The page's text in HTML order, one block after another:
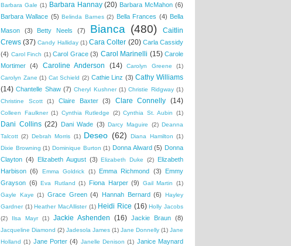
Barbara Gale (1) Barbara Hannay (20) Barbara McMahon (6)
Barbara Wallace (5) Belinda Barnes (2) Bella Frances (4) Bella
Mason
(3) Betty Neels (7) Bianca (480)
Caitlin
Crews (37) Candy Halliday (1) Cara Colter (20) Carla Cassidy
(4) Carol Finch (1) Carol Grace (3) Carol Marinelli (15) Carole
Mortimer
(4) Caroline Anderson (14) Carolyn Greene
(1)
Carolyn Zane (1) Cat Schield (2) Cathie Linz (3) Cathy Williams
(14) Chantelle Shaw (7) Cheryl Kushner (1) Christie Ridgway (1)
Christine Scott
(1) Claire Baxter (3) Clare Connelly (14)
Colleen Faulkner (1) Cynthia Rutledge (2) Cynthia St. Aubin (1)
Dani Collins (22) Dani Wade (3) Darcy Maguire (2) Deanna
Talcott (2) Debrah Morris (1) Deseo (62) Diana Hamilton (1)
Dixie Browning (1) Dominique Burton (1) Donna Alward (5) Donna
Clayton (4) Elizabeth August (3) Elizabeth Duke (2)
Elizabeth
Harbison (6) Emma Goldrick (1) Emma Richmond (3)
Emmy
Grayson (6) Eva Rutland (1) Fiona Harper (9) Gail Martin
(1)
Gayle Kaye (1) Grace Green (4) Hannah Bernard (6)
Hayley
Gardner (1) Heather MacAllister (1) Heidi Rice (16) Holly Jacobs
(2)
Ilsa Mayr (1) Jackie Ashenden (16) Jackie Braun (8)
Jacqueline Diamond (2) Jadesola James (1) Jane Donnelly (1) Jane
Holland (1) Jane Porter (4) Janelle Denison (1) Janice Maynard